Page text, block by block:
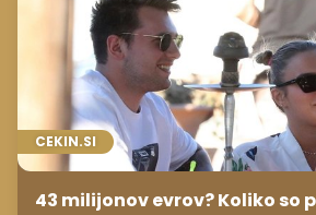
CEKIN.SI
43 milijonov evrov? Koliko so